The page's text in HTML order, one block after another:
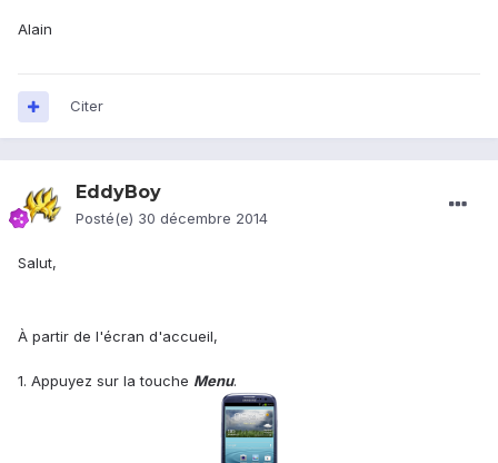
Alain
Citer
EddyBoy
Posté(e) 30 décembre 2014
Salut,
À partir de l'écran d'accueil,
1. Appuyez sur la touche Menu.